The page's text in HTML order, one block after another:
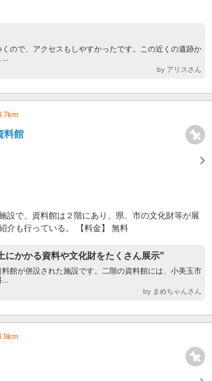
ので、アクセスもしやすかったです。この近くの遺跡か
by アリスさん
料館
設で、資料館は２階にあり、県、市の文化財等が展
介も行っている。 【料金】 無料
にかかる資料や文化財をたくさん展示”
館が併設された施設です。二階の資料館には、小美玉市
by まめちゃんさん